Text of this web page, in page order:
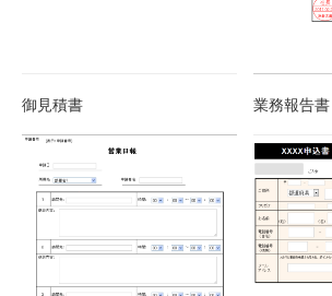
御見積書 業務報告書